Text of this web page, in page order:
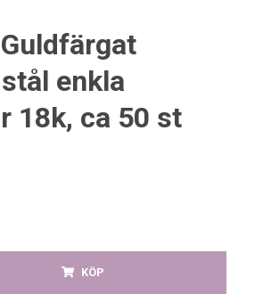
enkla
18k, ca 50 st
KÖP